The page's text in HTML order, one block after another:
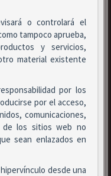
o controlará el
tampoco aprueba,
y servicios,
material existente
por los
por el acceso,
comunicaciones,
de los sitios web no
sean enlazados en
desde una